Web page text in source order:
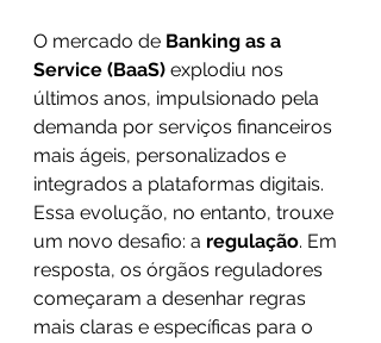
O mercado de Banking as a
Service (BaaS) explodiu nos
últimos anos, impulsionado pela
demanda por serviços financeiros
mais ágeis, personalizados e
integrados a plataformas digitais.
Essa evolução, no entanto, trouxe
um novo desafio: a regulação. Em
resposta, os órgãos reguladores
começaram a desenhar regras
mais claras e específicas para o